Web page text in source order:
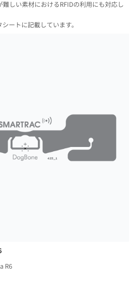
しい素材におけるRFIDの利用にも対応し
ートに記載しています。
R6